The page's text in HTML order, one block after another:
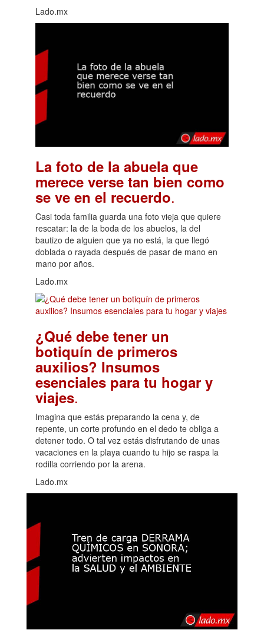
Lado.mx
La foto de la abuela que
merece verse tan bien como
se ve en el recuerdo.
Casi toda familia guarda una foto vieja que quiere
rescatar: la de la boda de los abuelos, la del
bautizo de alguien que ya no está, la que llegó
doblada o rayada después de pasar de mano en
mano por años.
Lado.mx
¿Qué debe tener un
botiquín de primeros
auxilios? Insumos
esenciales para tu hogar y
viajes.
Imagina que estás preparando la cena y, de
repente, un corte profundo en el dedo te obliga a
detener todo. O tal vez estás disfrutando de unas
vacaciones en la playa cuando tu hijo se raspa la
rodilla corriendo por la arena.
Lado.mx